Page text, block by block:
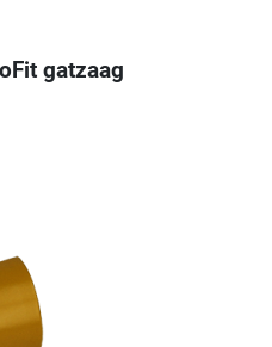
gatzaag